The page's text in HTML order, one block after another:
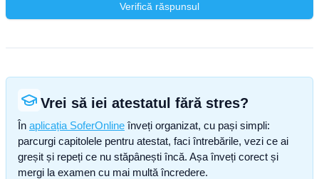
Verifică răspunsul
Vrei să iei atestatul fără stres?
În aplicația SoferOnline înveți organizat, cu pași simpli:
parcurgi capitolele pentru atestat, faci întrebările, vezi ce ai
greșit și repeți ce nu stăpânești încă. Așa înveți corect și
mergi la examen cu mai multă încredere.